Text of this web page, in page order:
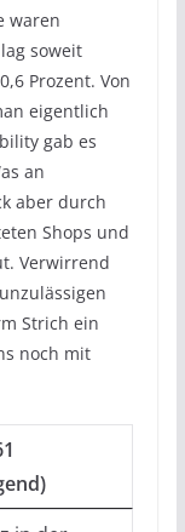
waren
soweit
Prozent. Von
eigentlich
gab es
an
aber durch
Shops und
Verwirrend
Strich ein
noch mit